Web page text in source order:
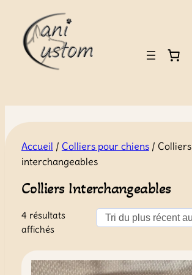
Accueil / Colliers pour chiens/ Colliers
interchangeables
Colliers Interchangeables
4 résultats
affichésTrié
récent